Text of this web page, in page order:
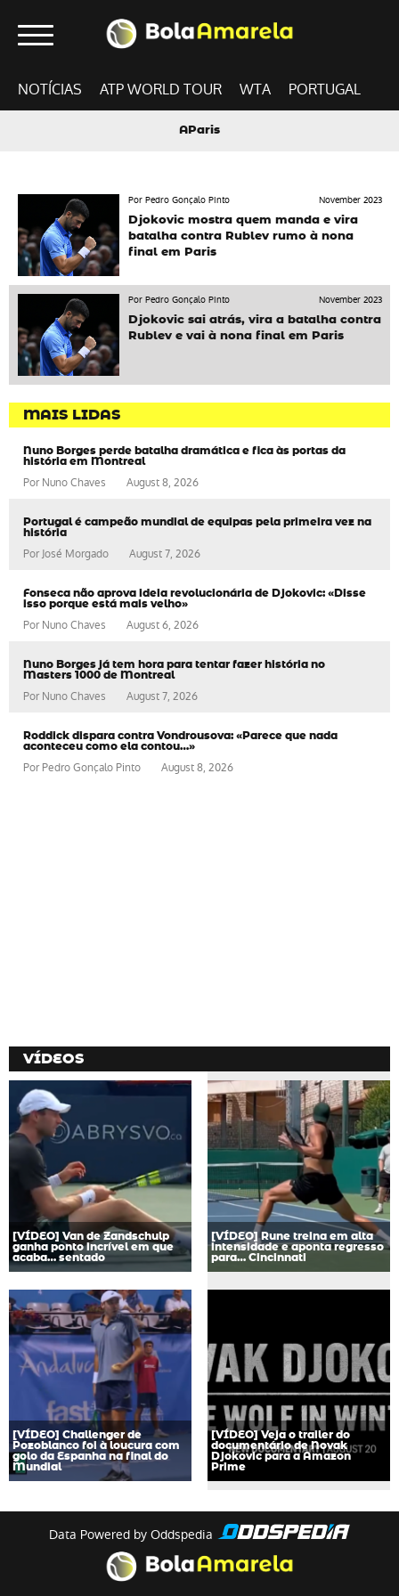
NOTÍCIAS ATP WORLD TOUR WTA PORTUGAL
AParis
Por Pedro Gonçalo Pinto
November 2023
Djokovic mostra quem manda e vira
batalha contra Rublev rumo à nona
final em Paris
Por Pedro Gonçalo Pinto
November 2023
Djokovic sai atrás, vira a batalha contra
Rublev e vai à nona final em Paris
MAIS LIDAS
Nuno Borges perde batalha dramática e fica às portas da
história em Montreal
PorNuno Chaves August 8, 2026
Portugal é campeão mundial de equipas pela primeira vez na
história
Por José Morgado August 7, 2026
Fonseca não aprova ideia revolucionária de Djokovic: «Disse
isso porque está mais velho»
PorNuno Chaves August 6, 2026
Nuno Borges já tem hora para tentar fazer história no
Masters 1000 de Montreal
Por Nuno Chaves August 7, 2026
Roddick dispara contra Vondrousova: «Parece que nada
aconteceu como ela contou…»
PorPedro Gonçalo Pinto August 8, 2026
VÍDEOS
[VÍDEO] Van de Zandschulp
ganha ponto incrível em que
acaba… sentado
[VÍDEO] Rune treina em alta
intensidade e aponta regresso
para… Cincinnati
[VÍDEO] Challenger de
Pozoblanco foi à loucura com
golo da Espanha na final do
Mundial
[VÍDEO] Veja o trailer do
documentário de Novak
Djokovic para a Amazon
Prime
Data Powered by Oddspedia